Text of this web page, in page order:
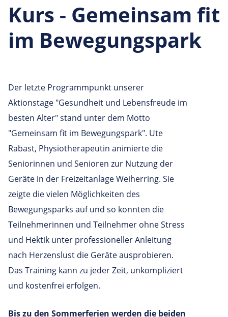
Kurs - Gemeinsam fit
im Bewegungspark
Der letzte Programmpunkt unserer
Aktionstage "Gesundheit und Lebensfreude im
besten Alter" stand unter dem Motto
"Gemeinsam fit im Bewegungspark". Ute
Rabast, Physiotherapeutin animierte die
Seniorinnen und Senioren zur Nutzung der
Geräte in der Freizeitanlage Weiherring. Sie
zeigte die vielen Möglichkeiten des
Bewegungsparks auf und so konnten die
Teilnehmerinnen und Teilnehmer ohne Stress
und Hektik unter professioneller Anleitung
nach Herzenslust die Geräte ausprobieren.
Das Training kann zu jeder Zeit, unkompliziert
und kostenfrei erfolgen.
Bis zu den Sommerferien werden die beiden